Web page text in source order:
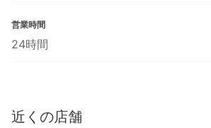
営業時間
24時間
近くの店舗